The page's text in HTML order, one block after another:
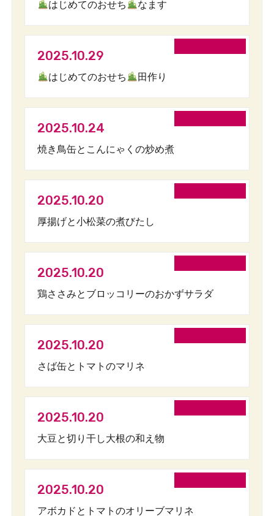
はじめてのおせち なます
2025.10.29
はじめてのおせち 田作り
2025.10.24
焼き鳥缶とこんにゃくの炒め煮
2025.10.20
厚揚げと小松菜の煮びたし
2025.10.20
鶏ささみとブロッコリーのおかずサラダ
2025.10.20
さば缶とトマトのマリネ
2025.10.20
大豆と切り干し大根の和え物
2025.10.20
アボカドとトマトのオリーブマリネ